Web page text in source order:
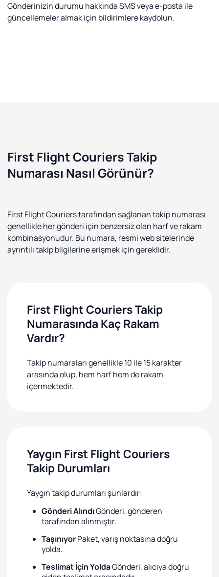
Gönderinizin durumu hakkında SMS veya e-posta ile
güncellemeler almak için bildirimlere kaydolun.
First Flight Couriers Takip
Numarası Nasıl Görünür?
First Flight Couriers tarafından sağlanan takip numarası
genellikle her gönderi için benzersiz olan harf ve rakam
kombinasyonudur. Bu numara, resmi web sitelerinde
ayrıntılı takip bilgilerine erişmek için gereklidir.
First Flight Couriers Takip
Numarasında Kaç Rakam
Vardır?
Takip numaraları genellikle 10 ile 15 karakter
arasında olup, hem harf hem de rakam
içermektedir.
Yaygın First Flight Couriers
Takip Durumları
Yaygın takip durumları şunlardır:
Gönderi AlındıGönderi, gönderen
tarafından alınmıştır.
TaşınıyorPaket, varış noktasına doğru
yolda.
Teslimat İçin YoldaGönderi, alıcıya doğru